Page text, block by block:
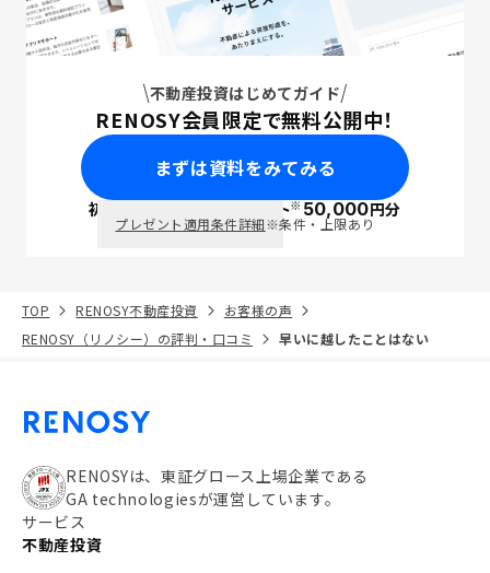
不動産投資はじめてガイド
RENOSY会員限定で無料公開中！
まずは資料をみてみる
初回面談で ポイント※50,000円分
プレゼント適用条件詳細※条件・上限あり
TOP RENOSY不動産投資
お客様の声
RENOSY（リノシー）の評判・口コミ
早いに越したことはない
RENOSYは、東証グロース上場企業である
GA technologiesが運営しています。
サービス
不動産投資